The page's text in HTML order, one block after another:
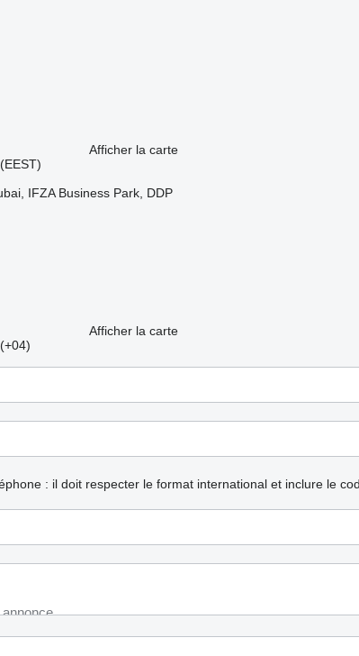
Afficher la carte
IFZA Business Park, DDP
Afficher la carte
: il doit respecter le format international et inclure le